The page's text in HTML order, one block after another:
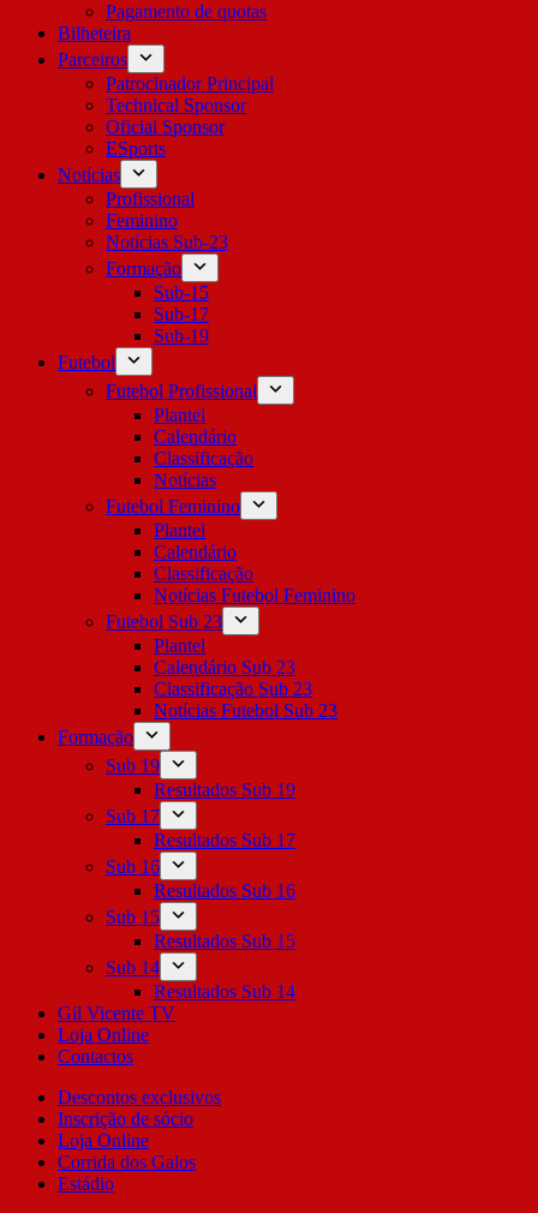
Pagamento de quotas
Bilheteira
Parceiros
Patrocinador Principal
Technical Sponsor
Oficial Sponsor
ESports
Notícias
Profissional
Feminino
Notícias Sub-23
Formação
Sub-15
Sub-17
Sub-19
Futebol
Futebol Profissional
Plantel
Calendário
Classificação
Notícias
Futebol Feminino
Plantel
Calendário
Classificação
Notícias Futebol Feminino
Futebol Sub 23
Plantel
Calendário Sub 23
Classificação Sub 23
Notícias Futebol Sub 23
Formação
Sub 19
Resultados Sub 19
Sub 17
Resultados Sub 17
Sub 16
Resultados Sub 16
Sub 15
Resultados Sub 15
Sub 14
Resultados Sub 14
Gil Vicente TV
Loja Online
Contactos
Descontos exclusivos
Inscrição de sócio
Loja Online
Corrida dos Galos
Estádio